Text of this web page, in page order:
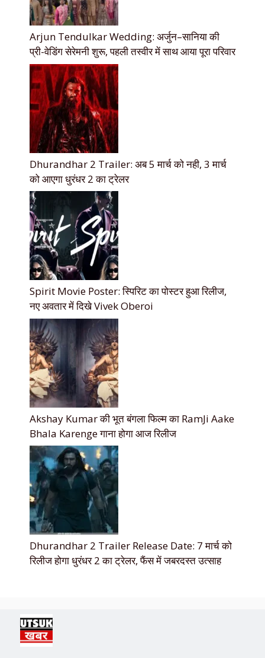
Arjun Tendulkar Wedding: अर्जुन–सानिया की
प्री-वेडिंग सेरेमनी शुरू, पहली तस्वीर में साथ आया पूरा परिवार
Dhurandhar 2 Trailer: अब 5 मार्च को नही, 3 मार्च
को आएगा धुरंधर 2 का ट्रेलर
Spirit Movie Poster: स्पिरिट का पोस्टर हुआ रिलीज,
नए अवतार में दिखे Vivek Oberoi
Akshay Kumar की भूत बंगला फिल्म का RamJi Aake
Bhala Karenge गाना होगा आज रिलीज
Dhurandhar 2 Trailer Release Date: 7 मार्च को
रिलीज होगा धुरंधर 2 का ट्रेलर, फैंस में जबरदस्त उत्साह